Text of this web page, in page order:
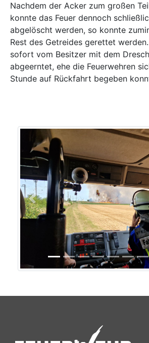
Nachdem der Acker zum großen
konnte das Feuer dennoch
abgelöscht werden, so konnte
Rest des Getreides gerettet
sofort vom Besitzer mit dem
abgeerntet, ehe die Feuerwehren
Stunde auf Rückfahrt begeben
Previous